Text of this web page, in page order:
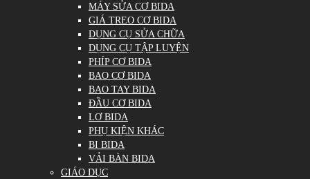
MÁY SỬA CƠ BIDA
GIÁ TREO CƠ BIDA
DỤNG CỤ SỬA CHỮA
DỤNG CỤ TẬP LUYỆN
PHÍP CƠ BIDA
BAO CƠ BIDA
BAO TAY BIDA
ĐẦU CƠ BIDA
LƠ BIDA
PHỤ KIỆN KHÁC
BI BIDA
VẢI BÀN BIDA
GIÁO DỤC